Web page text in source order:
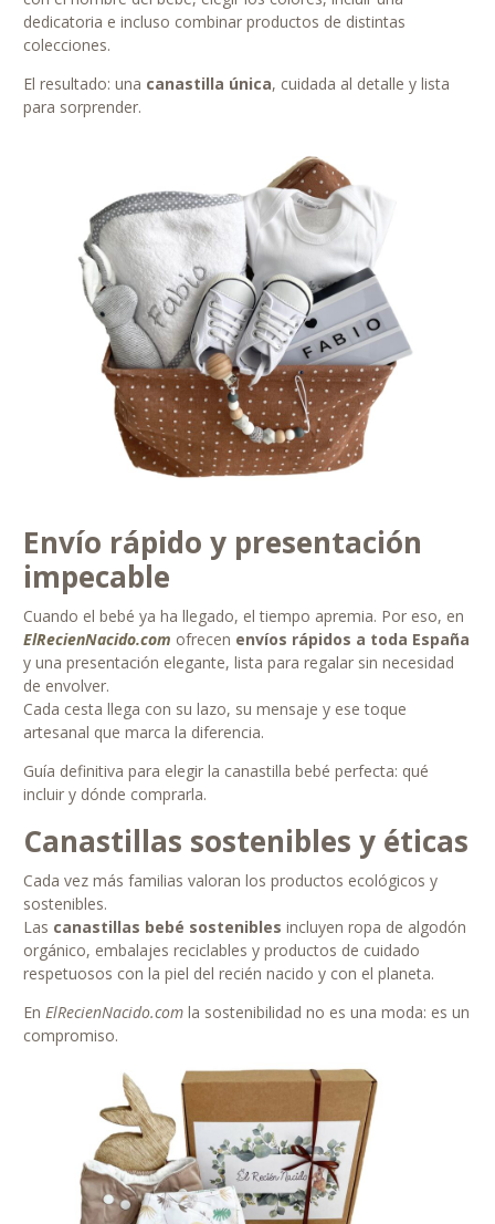
dedicatoria e incluso combinar productos de distintas
colecciones.
El resultado: una canastilla única, cuidada al detalle y lista
para sorprender.
Envío rápido y presentación
impecable
Cuando el bebé ya ha llegado, el tiempo apremia. Por eso, en
ElRecienNacido.com ofrecen envíos rápidos a toda España
y una presentación elegante, lista para regalar sin necesidad
de envolver.
Cada cesta llega con su lazo, su mensaje y ese toque
artesanal que marca la diferencia.
Guía definitiva para elegir la canastilla bebé perfecta: qué
incluir y dónde comprarla.
Canastillas sostenibles y éticas
Cada vez más familias valoran los productos ecológicos y
sostenibles.
Las canastillas bebé sostenibles incluyen ropa de algodón
orgánico, embalajes reciclables y productos de cuidado
respetuosos con la piel del recién nacido y con el planeta.
EnElRecienNacido.com la sostenibilidad no es una moda: es un
compromiso.